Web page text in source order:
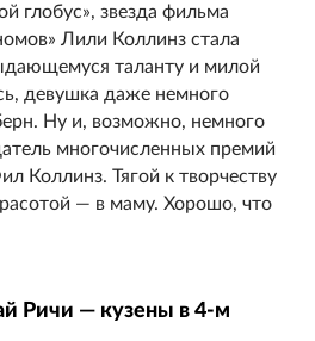
глобус», звезда фильма
Лили Коллинз стала
таланту и милой
девушка даже немного
Ну и, возможно, немного
многочисленных премий
Коллинз. Тягой к творчеству
— в маму. Хорошо, что
Ричи — кузены в 4-м